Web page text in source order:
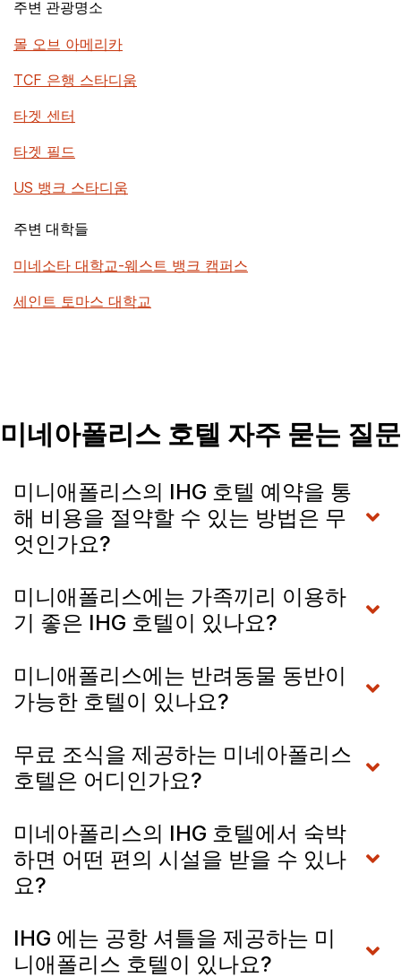
주변 관광명소
몰 오브 아메리카
TCF 은행 스타디움
타겟 센터
타겟 필드
US 뱅크 스타디움
주변 대학들
미네소타 대학교-웨스트 뱅크 캠퍼스
세인트 토마스 대학교
미네아폴리스 호텔 자주 묻는 질문
미니애폴리스의 IHG 호텔 예약을 통
해 비용을 절약할 수 있는 방법은 무
엇인가요?
미니애폴리스에는 가족끼리 이용하
기 좋은 IHG 호텔이 있나요?
미니애폴리스에는 반려동물 동반이
가능한 호텔이 있나요?
무료 조식을 제공하는 미네아폴리스
호텔은 어디인가요?
미네아폴리스의 IHG 호텔에서 숙박
하면 어떤 편의 시설을 받을 수 있나
요?
IHG 에는 공항 셔틀을 제공하는 미
니애폴리스 호텔이 있나요?